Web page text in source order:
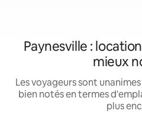
Paynesville :
mieux
Les voyageurs sont
bien notés en termes
plus